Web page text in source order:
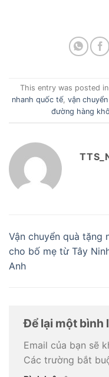
This entry was posted in
nhanh quốc tế, vận
đường hàng
Vận chuyển quà tặng
cho bố mẹ từ Tây
Anh
Để lại một bình
Email của bạn sẽ
Các trường bắt